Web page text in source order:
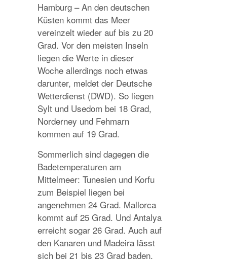
Hamburg – An den deutschen
Küsten kommt das Meer
vereinzelt wieder auf bis zu 20
Grad. Vor den meisten Inseln
liegen die Werte in dieser
Woche allerdings noch etwas
darunter, meldet der Deutsche
Wetterdienst (DWD). So liegen
Sylt und Usedom bei 18 Grad,
Norderney und Fehmarn
kommen auf 19 Grad.
Sommerlich sind dagegen die
Badetemperaturen am
Mittelmeer: Tunesien und Korfu
zum Beispiel liegen bei
angenehmen 24 Grad. Mallorca
kommt auf 25 Grad. Und Antalya
erreicht sogar 26 Grad. Auch auf
den Kanaren und Madeira lässt
sich bei 21 bis 23 Grad baden.